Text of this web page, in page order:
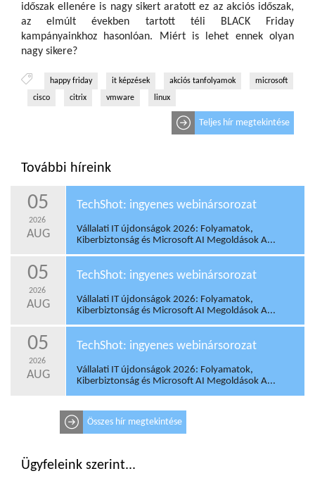
időszak ellenére is nagy sikert aratott ez az akciós időszak,
az elmúlt években tartott téli BLACK Friday
kampányainkhoz hasonlóan. Miért is lehet ennek olyan
nagy sikere?
happy friday it képzések akciós tanfolyamok
microsoft
cisco
citrix vmware linux
Teljes hír megtekintése
További híreink
05
2026
AUG
TechShot: ingyenes webinársorozat
Vállalati IT újdonságok 2026: Folyamatok,
Kiberbiztonság és Microsoft AI Megoldások A...
05
2026
AUG
TechShot: ingyenes webinársorozat
Vállalati IT újdonságok 2026: Folyamatok,
Kiberbiztonság és Microsoft AI Megoldások A...
05
2026
AUG
TechShot: ingyenes webinársorozat
Vállalati IT újdonságok 2026: Folyamatok,
Kiberbiztonság és Microsoft AI Megoldások A...
Összes hír megtekintése
Ügyfeleink szerint...